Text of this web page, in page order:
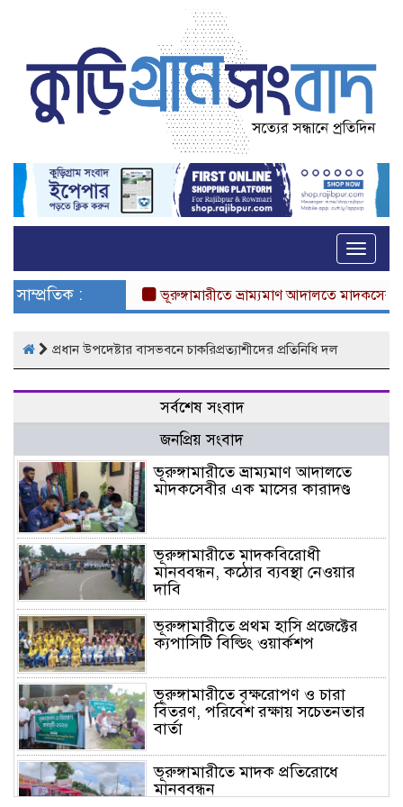
Toggle
সাম্প্রতিক : ভূরুঙ্গামারীতে ভ্রাম্যমাণ আদালতে মাদকসেবীর এক
প্রধান উপদেষ্টার বাসভবনে চাকরিপ্রত্যাশীদের প্রতিনিধি দল
সর্বশেষ সংবাদ
জনপ্রিয় সংবাদ
ভূরুঙ্গামারীতে ভ্রাম্যমাণ আদালতে
মাদকসেবীর এক মাসের কারাদণ্ড
ভূরুঙ্গামারীতে মাদকবিরোধী
মানববন্ধন, কঠোর ব্যবস্থা নেওয়ার
দাবি
ভূরুঙ্গামারীতে প্রথম হাসি প্রজেক্টের
ক্যপাসিটি বিল্ডিং ওয়ার্কশপ
ভূরুঙ্গামারীতে বৃক্ষরোপণ ও চারা
বিতরণ, পরিবেশ রক্ষায় সচেতনতার
বার্তা
ভূরুঙ্গামারীতে মাদক প্রতিরোধে
মানববন্ধন